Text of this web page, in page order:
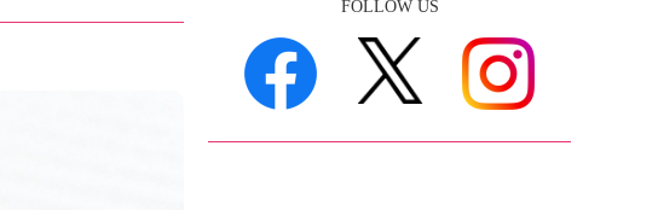
FOLLOW US